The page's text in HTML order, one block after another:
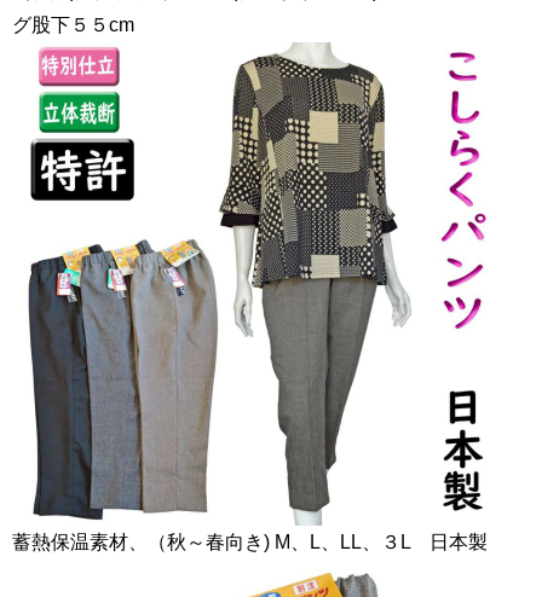
グ股下５５cm
蓄熱保温素材、（秋～春向き) M、L、LL、３L 日本製